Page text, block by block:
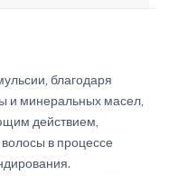
благодаря
и минеральных масел,
действием,
в процессе